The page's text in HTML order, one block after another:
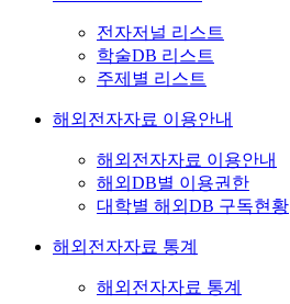
전자저널 리스트
학술DB 리스트
주제별 리스트
해외전자자료 이용안내
해외전자자료 이용안내
해외DB별 이용권한
대학별 해외DB 구독현황
해외전자자료 통계
해외전자자료 통계